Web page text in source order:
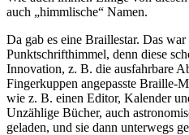
auch „himmlische“ Namen.
Da gab es eine Braillestar. Das
Punktschrifthimmel, denn diese
Innovation, z. B. die ausfahrbare
Fingerkuppen angepasste Braille-
wie z. B. einen Editor, Kalender
Unzählige Bücher, auch
geladen, und sie dann unterwegs